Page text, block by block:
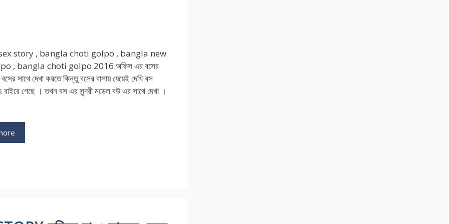
story , bangla choti golpo , bangla new
, bangla choti golpo 2016 অফিস এর বসের
বসের সাথে দেখা করতে কিন্তু বসের বাসায় যেয়েই দেখি বস
গেছে । তখন বস এর সুন্দরী মডেল বউ এর সাথে দেখা ।